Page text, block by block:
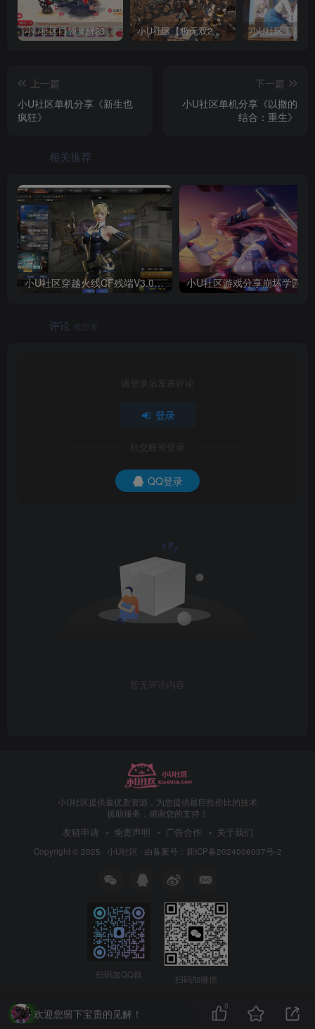
小U社区口袋觉醒23SS魔改版服务端横版卡牌手游+Linux手工服务端+GM授权后台+搭建视频 小U社区【极无双2完整版】3D动作ARPG手游+Linux学习手工端+GM授权后台+视频教程
上一篇
小U社区单机分享《新生也
疯狂》
下一篇
小U社区单机分享《以撒的
结合：重生》
相关推荐
小U社区穿越火线CF残端V3.0+全套武器存档+联机教程+搭建视频
评论 抢沙发
请登录后发表评论
登录
社交账号登录
QQ登录
暂无评论内容
小U社区提供最优质资源，为您提供最巨性价比的技术
援助服务，感谢您的支持！
友链申请 免责声明 广告合作 关于我们
Copyright © 2025 · 小U社区 · 由备案号：新ICP备2024006037号-2
扫码加QQ群 扫码加微信
欢迎您留下宝贵的见解！
8